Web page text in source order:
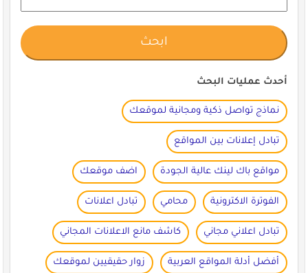
أحدث عمليات البحث
نماذج تواصل ذكية ومجانية لموقعك
تبادل إعلانات بين المواقع
مواقع باك لينك عالية الجودة اضف موقعك
الفوترة الاكترونية محامي تبادل اعلانات
تبادل اعلاني مجاني كاشف مانع الاعلانات المجاني
أفضل أدلة المواقع العربية زوار حقيقيين لموقعك